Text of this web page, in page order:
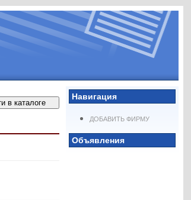
Навигация
ДОБАВИТЬ ФИРМУ
Объявления